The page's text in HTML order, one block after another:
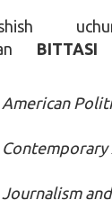
BITTASI